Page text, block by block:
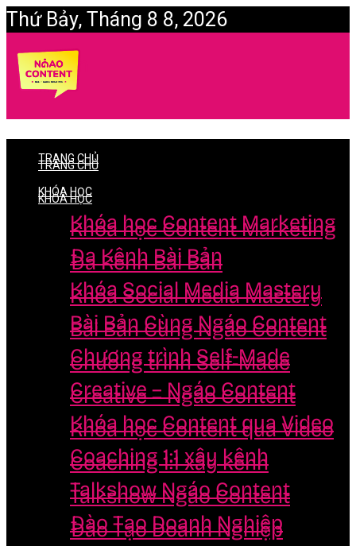
Thứ Bảy, Tháng 8 8, 2026
Login
TRANG CHỦ
KHÓA HỌC
Khóa học Content Marketing
Đa Kênh Bài Bản
Khóa Social Media Mastery
Bài Bản Cùng Ngáo Content
Chương trình Self-Made
Creative – Ngáo Content
Khóa học Content qua Video
Coaching 1:1 xây kênh
Talkshow Ngáo Content
Đào Tạo Doanh Nghiệp
TRANG CHỦ
KHÓA HỌC
Khóa học Content Marketing
Đa Kênh Bài Bản
Khóa Social Media Mastery
Bài Bản Cùng Ngáo Content
Chương trình Self-Made
Creative – Ngáo Content
Khóa học Content qua Video
Coaching 1:1 xây kênh
Talkshow Ngáo Content
Đào Tạo Doanh Nghiệp